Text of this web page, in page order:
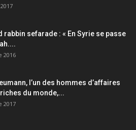
rabbin sefarade : « En Syrie se passe
2016
l’un des hommes d’affaires
riches du monde,...
2017